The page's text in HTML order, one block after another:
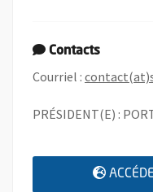
Contacts
Courriel :
PRÉSIDENT(E) :